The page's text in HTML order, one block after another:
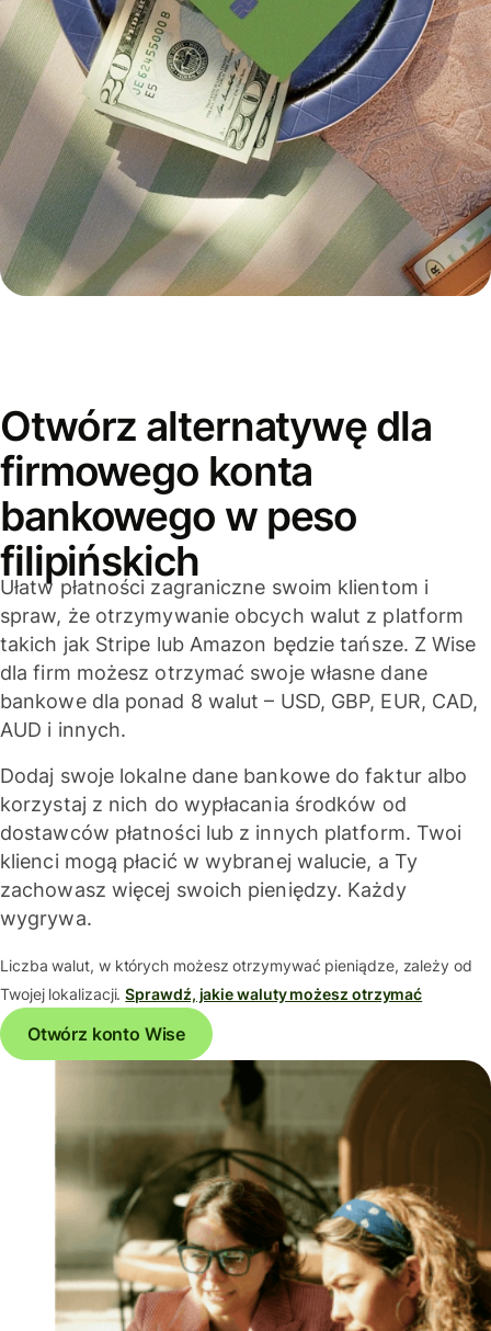
Otwórz alternatywę dla
firmowego konta
bankowego w peso
filipińskich
Ułatw płatności zagraniczne swoim klientom i
spraw, że otrzymywanie obcych walut z platform
takich jak Stripe lub Amazon będzie tańsze. Z Wise
dla firm możesz otrzymać swoje własne dane
bankowe dla ponad 8 walut – USD, GBP, EUR, CAD,
AUD i innych.
Dodaj swoje lokalne dane bankowe do faktur albo
korzystaj z nich do wypłacania środków od
dostawców płatności lub z innych platform. Twoi
klienci mogą płacić w wybranej walucie, a Ty
zachowasz więcej swoich pieniędzy. Każdy
wygrywa.
Liczba walut, w których możesz otrzymywać pieniądze, zależy od
Twojej lokalizacji.Sprawdź, jakie waluty możesz otrzymać
Otwórz konto Wise